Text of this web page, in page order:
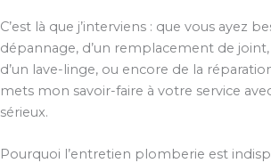
C’est là que j’interviens : que vous ayez
dépannage, d’un remplacement de
d’un lave-linge, ou encore de la
mets mon savoir-faire à votre service
sérieux.
Pourquoi l’entretien plomberie est